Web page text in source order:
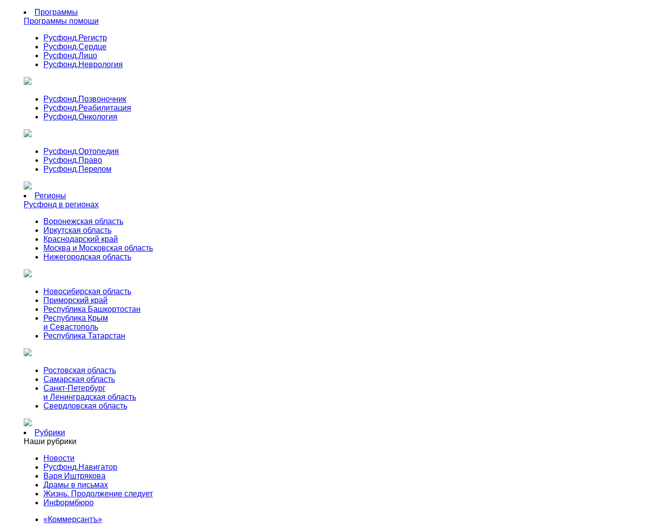
Программы
Программы помощи
Русфонд.Регистр
Русфонд.Сердце
Русфонд.Лицо
Русфонд.Неврология
Русфонд.Позвоночник
Русфонд.Реабилитация
Русфонд.Онкология
Русфонд.Ортопедия
Русфонд.Право
Русфонд.Перелом
Регионы
Русфонд в регионах
Воронежская область
Иркутская область
Краснодарский край
Москва и Московская область
Нижегородская область
Новосибирская область
Приморский край
Республика Башкортостан
Республика Крым
и Севастополь
Республика Татарстан
Ростовская область
Самарская область
Санкт-Петербург
и Ленинградская область
Свердловская область
Рубрики
Наши рубрики
Новости
Русфонд.Навигатор
Варя Иштрякова
Драмы в письмах
Жизнь. Продолжение следует
Информбюро
«Коммерсантъ»